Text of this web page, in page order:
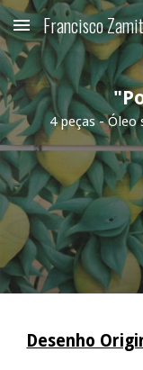
Skip to main content
Francisco
"P
4 peças -Óleo
Desenho